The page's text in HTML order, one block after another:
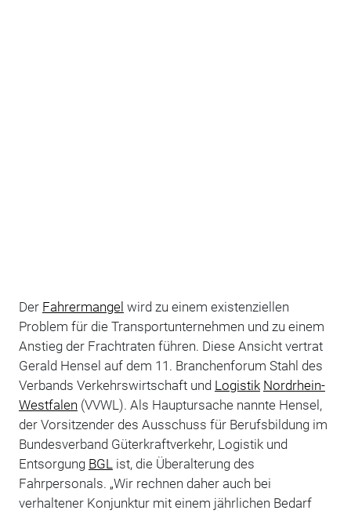
Der Fahrermangel wird zu einem existenziellen
Problem für die Transportunternehmen und zu einem
Anstieg der Frachtraten führen. Diese Ansicht vertrat
Gerald Hensel auf dem 11. Branchenforum Stahl des
Verbands Verkehrswirtschaft und Logistik Nordrhein-
Westfalen (VVWL). Als Hauptursache nannte Hensel,
der Vorsitzender des Ausschuss für Berufsbildung im
Bundesverband Güterkraftverkehr, Logistik und
Entsorgung BGList, die Überalterung des
Fahrpersonals. „Wir rechnen daher auch bei
verhaltener Konjunktur mit einem jährlichen Bedarf